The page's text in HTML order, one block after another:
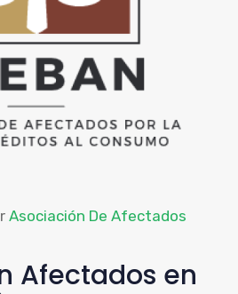
Asociación De Afectados
Afectados en